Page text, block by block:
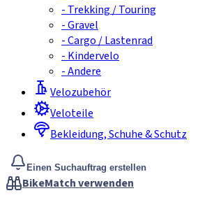
- Trekking / Touring
-Gravel
-Cargo / Lastenrad
- Kindervelo
-Andere
Velozubehör
Veloteile
Bekleidung, Schuhe & Schutz
Einen Suchauftrag erstellen
BikeMatch verwenden